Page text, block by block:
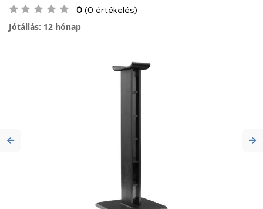
0 (0 értékelés)
Jótállás: 12 hónap
Previous